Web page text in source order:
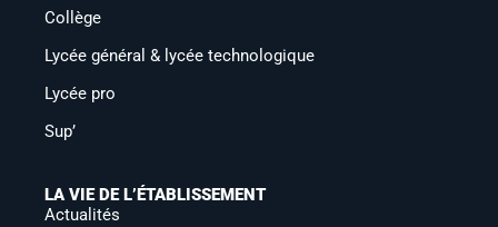
Collège
Lycée général & lycée technologique
Lycée pro
Sup’
LA VIE DE L’ÉTABLISSEMENT
Actualités